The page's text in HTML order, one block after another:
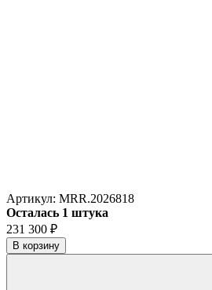
Артикул: MRR.2026818
Осталась 1 штука
231 300 ₽
В корзину